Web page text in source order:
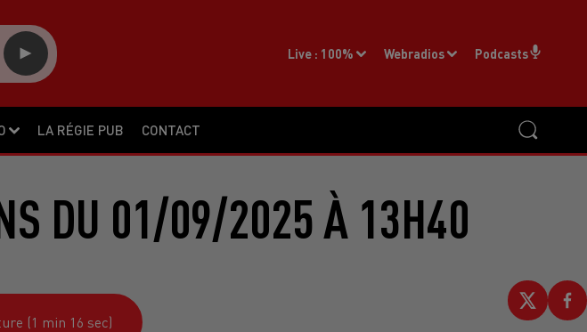
LA RÉGIE PUB CONTACT
Live : 100% Webradios Podcasts
DU 01/09/2025 À 13H40
(1 min 16 sec)